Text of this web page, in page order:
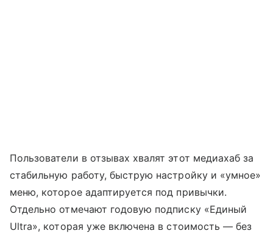
Пользователи в отзывах хвалят этот медиахаб за
стабильную работу, быструю настройку и «умное»
меню, которое адаптируется под привычки.
Отдельно отмечают годовую подписку «Единый
Ultra», которая уже включена в стоимость — без